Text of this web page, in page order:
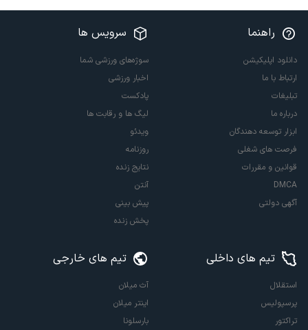
راهنما
دانلود اپلیکیشن
ارتباط با ما
تبلیغات
درباره ما
ابزار توسعه دهندگان
فرصت های شغلی
قوانین و مقررات
DMCA
آگهی دولتی
سرویس ها
سوژه‌های ورزشی شما
اخبار ورزشی
پادکست
لیگ ها و رقابت ها
ویدئو
روزنامه
نتایج زنده
آنتن
پیش بینی
پخش زنده
تیم های داخلی
استقلال
پرسپولیس
تراکتور
تیم های خارجی
آث میلان
اینتر میلان
بارسلونا